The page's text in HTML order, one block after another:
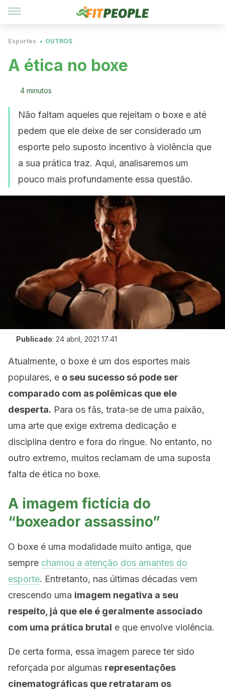
Esportes OUTROS
A ética no boxe
4 minutos
Não faltam aqueles que rejeitam o boxe e até
pedem que ele deixe de ser considerado um
esporte pelo suposto incentivo à violência que
a sua prática traz. Aqui, analisaremos um
pouco mais profundamente essa questão.
Publicado: 24 abril, 2021 17:41
Atualmente, o boxe é um dos esportes mais
populares, e o seu sucesso só pode ser
comparado com as polêmicas que ele
desperta. Para os fãs, trata-se de uma paixão,
uma arte que exige extrema dedicação e
disciplina dentro e fora do ringue. No entanto, no
outro extremo, muitos reclamam de uma suposta
falta de ética no boxe.
A imagem fictícia do
“boxeador assassino”
O boxe é uma modalidade muito antiga, que
sempre chamou a atenção dos amantes do
esporte. Entretanto, nas últimas décadas vem
crescendo uma imagem negativa a seu
respeito, já que ele é geralmente associado
com uma prática brutal e que envolve violência.
De certa forma, essa imagem parece ter sido
reforçada por algumas representações
cinematográficas que retrataram os